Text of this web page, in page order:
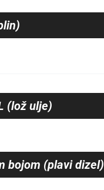
(lož ulje)
bojom (plavi dizel)